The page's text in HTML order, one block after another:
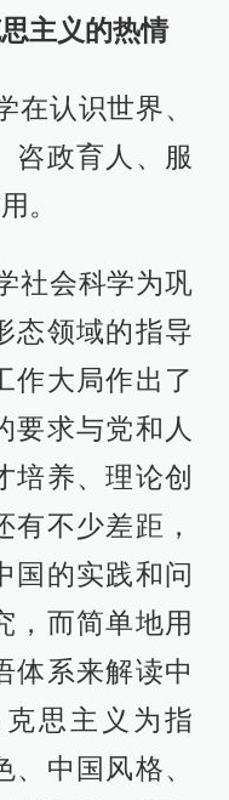
主义的热情
认识世界、
咨政育人、服
。
会科学为巩
态领域的指导
作大局作出了
要求与党和人
培养、理论创
不少差距，
国的实践和问
，而简单地用
体系来解读中
思主义为指
中国风格、